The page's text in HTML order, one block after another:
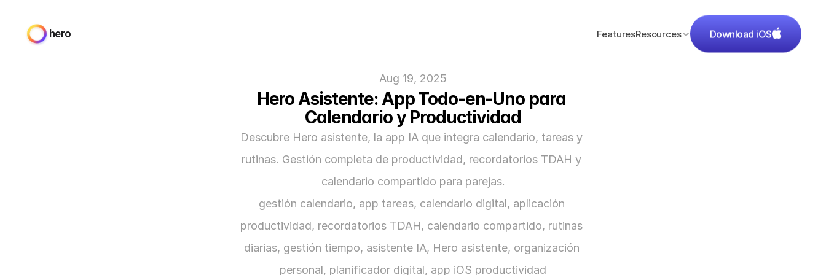
hero FeaturesResources Download iOS
Aug 19, 2025
Hero Asistente: App Todo-en-Uno para
Calendario y Productividad
Descubre Hero asistente, la app IA que integra calendario, tareas y
rutinas. Gestión completa de productividad, recordatorios TDAH y
calendario compartido para parejas.
gestión calendario, app tareas, calendario digital, aplicación
productividad, recordatorios TDAH, calendario compartido, rutinas
diarias, gestión tiempo, asistente IA, Hero asistente, organización
personal, planificador digital, app iOS productividad